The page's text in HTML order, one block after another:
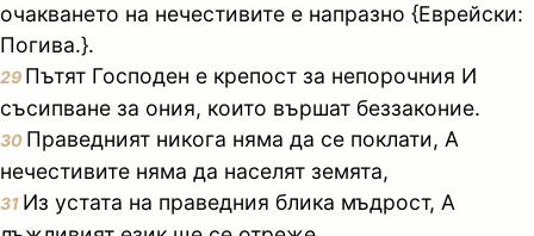
очакването на нечестивите е напразно {Еврейски:
Погива.}.
29 Пътят Господен е крепост за непорочния И
съсипване за ония, които вършат беззаконие.
30 Праведният никога няма да се поклати, А
нечестивите няма да населят земята,
31 Из устата на праведния блика мъдрост, А